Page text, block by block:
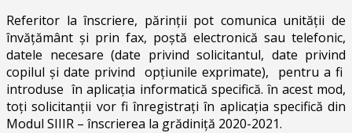
Referitor la înscriere, părinţii pot comunica unităţii de
învăţământ şi prin fax, poştă electronică sau telefonic,
datele necesare (date privind solicitantul, date privind
copilul şi date privind opţiunile exprimate), pentru a fi
introduse în aplicaţia informatică specifică. în acest mod,
toţi solicitanţii vor fi înregistraţi în aplicaţia specifică din
Modul SIIIR – înscrierea la grădiniţă 2020-2021.